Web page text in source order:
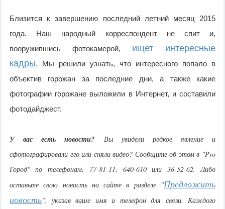
Близится к завершению последний летний месяц 2015
года. Наш народный корреспондент не спит и,
вооружившись фотокамерой, ищет интересные
кадры. Мы решили узнать, что интересного попало в
объектив горожан за последние дни, а также какие
фотографии горожане выложили в Интернет, и составили
фотодайджест.
У вас есть новости? Вы увидели редкое явление и
сфотографировали его или сняли видео? Сообщите об этом в "Pro
Город" по телефонам: 77-81-11; 640-610 или 36-52-62. Либо
оставьте свою новость на сайте в разделе "Предложить
новость", указав ваше имя и телефон для связи. Каждого